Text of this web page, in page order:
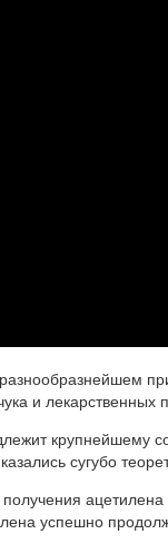
и
крупнейшему
сугубо
успешно